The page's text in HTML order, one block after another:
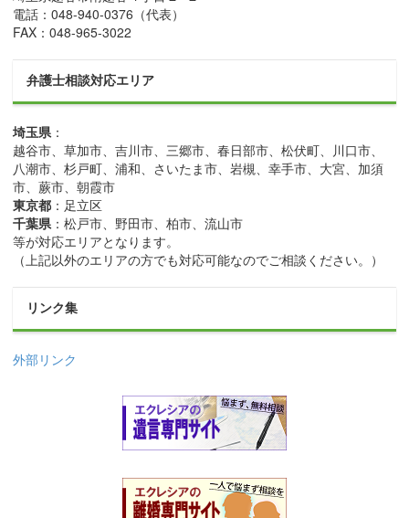
電話：048-940-0376 （代表）
FAX：048-965-3022
弁護士相談対応エリア
埼玉県：
越谷市、草加市、吉川市、三郷市、春日部市、松伏町、川口市、
八潮市、杉戸町、浦和、さいたま市、岩槻、幸手市、大宮、加須
市、蕨市、朝霞市
東京都 ：足立区
千葉県：松戸市、野田市、柏市、流山市
等が対応エリアとなります。
（上記以外のエリアの方でも対応可能なのでご相談ください。）
リンク集
外部リンク